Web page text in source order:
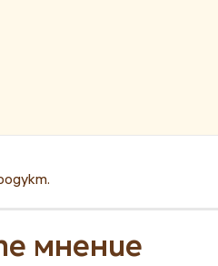
мнение